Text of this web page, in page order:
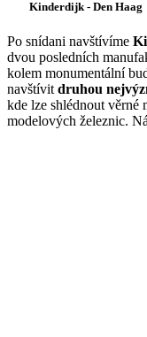
Kinderdijk - Den Haag
Po snídani navštívíme
dvou posledních
kolem monumentální
navštívit druhou
kde lze shlédnout věrné
modelových železnic.